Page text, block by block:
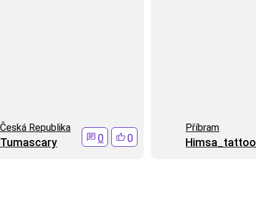
Česká Republika
Tumascary 0 0
Pří­bram
Himsa_tattoo